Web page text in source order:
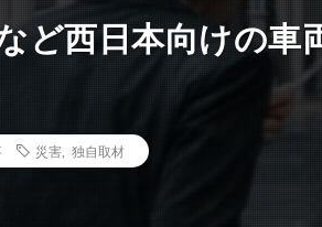
ど西日本向けの車
災害 独自取材